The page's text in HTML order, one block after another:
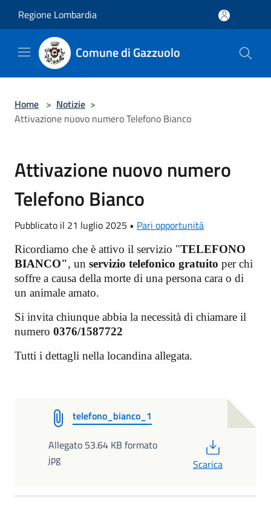
Regione Lombardia
Comune di Gazzuolo
Home > Notizie >
Attivazione nuovo numero Telefono Bianco
Attivazione nuovo numero
Telefono Bianco
Pubblicato il 21 luglio 2025 • Pari opportunità
Ricordiamo che è attivo il servizio "TELEFONO
BIANCO", un servizio telefonico gratuito per chi
soffre a causa della morte di una persona cara o di
un animale amato.
Si invita chiunque abbia la necessità di chiamare il
numero 0376/1587722
Tutti i dettagli nella locandina allegata.
telefono_bianco_1
Allegato 53.64 KB formato
jpg
Scarica